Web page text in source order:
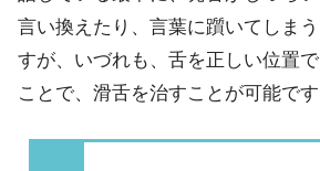
言い換えたり、言葉に躓いてしま
すが、いづれも、舌を正しい位置
ことで、滑舌を治すことが可能です